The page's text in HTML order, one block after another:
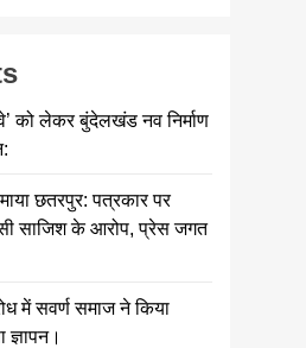
को लेकर बुंदेलखंड नव निर्माण
छतरपुर: पत्रकार पर
साजिश के आरोप, प्रेस जगत
में सवर्ण समाज ने किया
ज्ञापन।